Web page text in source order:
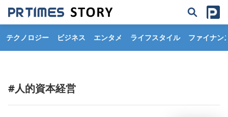
テクノロジー ビジネス エンタメ ライフスタイル ファイナン
#人的資本経営